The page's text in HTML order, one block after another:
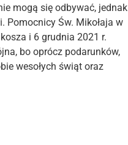
mogą się odbywać, jednak
Pomocnicy Św. Mikołaja w
i 6 grudnia 2021 r.
bo oprócz podarunków,
wesołych świąt oraz